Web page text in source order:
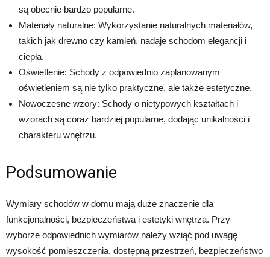
są obecnie bardzo popularne.
Materiały naturalne: Wykorzystanie naturalnych materiałów,
takich jak drewno czy kamień, nadaje schodom elegancji i
ciepła.
Oświetlenie: Schody z odpowiednio zaplanowanym
oświetleniem są nie tylko praktyczne, ale także estetyczne.
Nowoczesne wzory: Schody o nietypowych kształtach i
wzorach są coraz bardziej popularne, dodając unikalności i
charakteru wnętrzu.
Podsumowanie
Wymiary schodów w domu mają duże znaczenie dla
funkcjonalności, bezpieczeństwa i estetyki wnętrza. Przy
wyborze odpowiednich wymiarów należy wziąć pod uwagę
wysokość pomieszczenia, dostępną przestrzeń, bezpieczeństwo